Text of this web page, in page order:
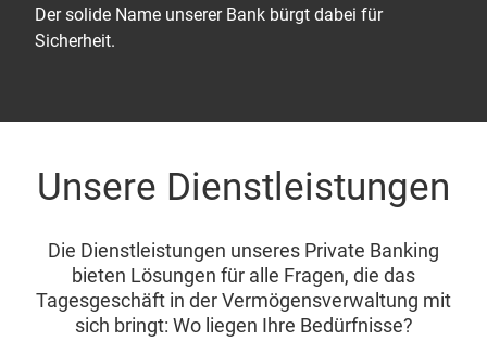
Der solide Name unserer Bank bürgt dabei für
Sicherheit.
Unsere Dienstleistungen
Die Dienstleistungen unseres Private Banking
bieten Lösungen für alle Fragen, die das
Tagesgeschäft in der Vermögensverwaltung mit
sich bringt: Wo liegen Ihre Bedürfnisse?